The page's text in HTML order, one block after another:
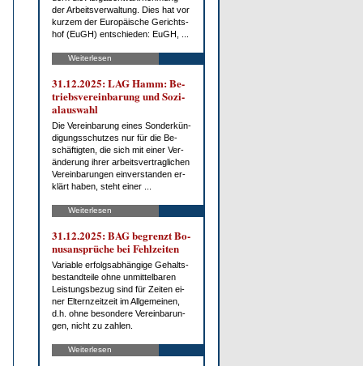
der Ar­beits­ver­wal­tung. Dies hat vor
kur­zem der Eu­ro­päi­sche Ge­richts­
hof (EuGH) ent­schie­den: EuGH, ...
Weiterlesen
31.12.2025: LAG Hamm: Be­
triebs­ver­ein­ba­rung und So­zi­
al­aus­wahl
Die Ver­ein­ba­rung ei­nes Son­der­kün­
di­gungs­schut­zes nur für die Be­
schäf­tig­ten, die sich mit ei­ner Ver­
än­de­rung ih­rer ar­beits­ver­trag­li­chen
Ver­ein­ba­run­gen ein­ver­stan­den er­
klärt ha­ben, steht ei­ner ...
Weiterlesen
31.12.2025: BAG be­grenzt Bo­
nus­an­sprü­che bei Fehl­zei­ten
Va­ria­ble er­folgs­ab­hän­gi­ge Ge­halts­
be­stand­tei­le oh­ne un­mit­tel­ba­ren
Leis­tungs­be­zug sind für Zei­ten ei­
ner El­tern­zeit­zeit im All­ge­mei­nen,
d.h. oh­ne be­son­de­re Ver­ein­ba­run­
gen, nicht zu zah­len.
Weiterlesen